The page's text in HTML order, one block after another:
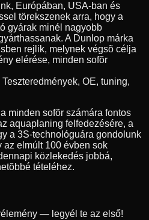
Európában, USA-ban és
törekszenek arra, hogy a
gyárak minél nagyobb
A Dunlop márka
rejlik, melynek végsõ célja
elérése, minden sofõr
OE, tuning,
minden sofõr számára fontos
aquaplaning felfedezésére, a
a 3S-technológuára gondolunk
az elmúlt 100 évben sok
közlekedés jobbá,
tételéhez.
— legyél te az első!